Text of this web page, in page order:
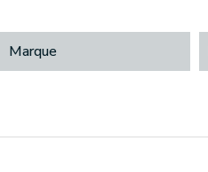
Marque